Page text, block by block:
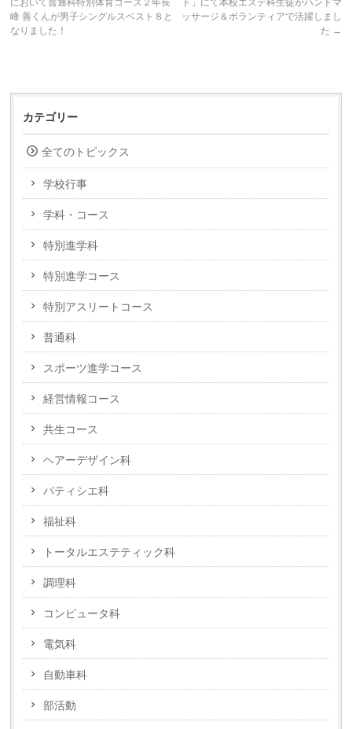
において普通科特別体育コース２年長
峰 善くんが男子シングルスベスト８と
なりました！
ト」にて本校エステ科生徒がハンドマ
ッサージ＆ボランティアで活躍しまし
た →
カテゴリー
全てのトピックス
学校行事
学科・コース
特別進学科
特別進学コース
特別アスリートコース
普通科
スポーツ進学コース
経営情報コース
共生コース
ヘアーデザイン科
パティシエ科
福祉科
トータルエステティック科
調理科
コンピュータ科
電気科
自動車科
部活動